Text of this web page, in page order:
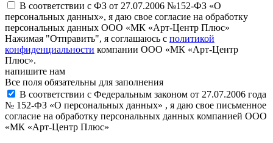
В соответствии с ФЗ от 27.07.2006 №152-ФЗ «О
персональных данных», я даю свое согласие на обработку
персональных данных ООО «МК «Арт-Центр Плюс»
Нажимая "Отправить", я соглашаюсь с политикой
конфиденциальности компании ООО «МК «Арт-Центр
Плюс».
напишите нам
Все поля обязательны для заполнения
В соответствии с Федеральным законом от 27.07.2006 года
№ 152-ФЗ «О персональных данных» , я даю свое письменное
согласие на обработку персональных данных компанией ООО
«МК «Арт-Центр Плюс»